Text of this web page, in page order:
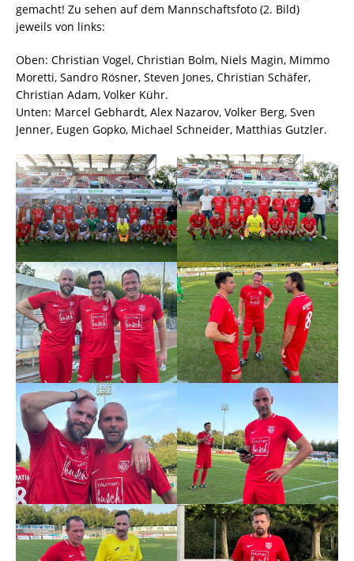
gemacht! Zu sehen auf dem Mannschaftsfoto (2. Bild)
jeweils von links:
Oben: Christian Vogel, Christian Bolm, Niels Magin, Mimmo
Moretti, Sandro Rösner, Steven Jones, Christian Schäfer,
Christian Adam, Volker Kühr.
Unten: Marcel Gebhardt, Alex Nazarov, Volker Berg, Sven
Jenner, Eugen Gopko, Michael Schneider, Matthias Gutzler.